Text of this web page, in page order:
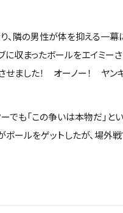
隣の男性が体を抑える一幕に
に収まったボールをエイミ
せました！ オーノー！ ヤン
でも「この争いは本物だ」
ールをゲットしたが、場外